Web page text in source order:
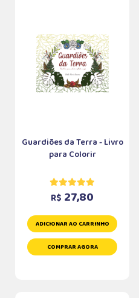
Guardiões da Terra - Livro
para Colorir
R$ 27,80
ADICIONAR AO CARRINHO
COMPRAR AGORA